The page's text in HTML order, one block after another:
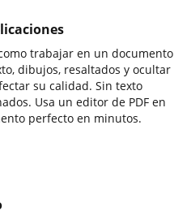
trabajar en un documento
dibujos, resaltados y ocultar
su calidad. Sin texto
Usa un editor de PDF en
perfecto en minutos.